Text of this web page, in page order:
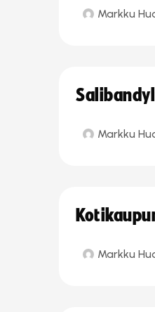
Markku
Markku
Markku